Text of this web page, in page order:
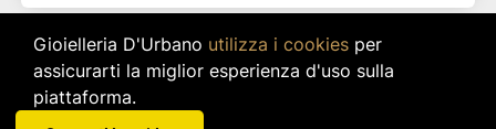
Gioielleria D'Urbano utilizza i cookiesper
assicurarti la miglior esperienza d'uso sulla
piattaforma.